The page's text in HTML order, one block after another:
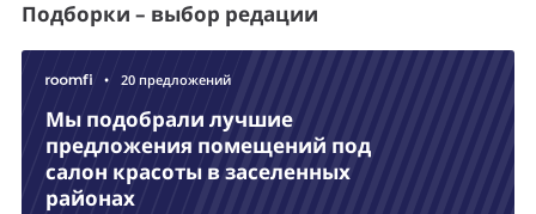
Подборки – выбор редации
• 20 предложений
Мы подобрали лучшие
предложения помещений под
салон красоты в заселенных
районах